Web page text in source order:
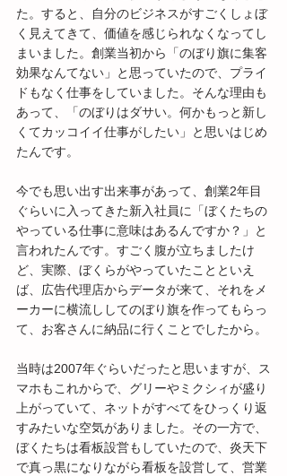
た。すると、自分のビジネスがすごくしょぼ
く見えてきて、価値を感じられなくなってし
まいました。創業当初から「のぼり旗に集客
効果なんてない」と思っていたので、プライ
ドもなく仕事をしていました。そんな理由も
あって、「のぼりはダサい。何かもっと新し
くてカッコイイ仕事がしたい」と思いはじめ
たんです。
今でも思い出す出来事があって、創業2年目
ぐらいに入ってきた新入社員に「ぼくたちの
やっている仕事に意味はあるんですか？」と
言われたんです。すごく腹が立ちましたけ
ど、実際、ぼくらがやっていたことといえ
ば、広告代理店からデータが来て、それをメ
ーカーに横流ししてのぼり旗を作ってもらっ
て、お客さんに納品に行くことでしたから。
当時は2007年ぐらいだったと思いますが、ス
マホもこれからで、グリーやミクシィが盛り
上がっていて、ネットがすべてをひっくり返
すみたいな空気がありました。その一方で、
ぼくたちは看板設営もしていたので、炎天下
で真っ黒になりながら看板を設営して、営業